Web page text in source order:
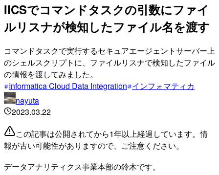
IICSでコマンドタスクの引数にファイ
ルリスナが検知したファイル名を渡す
コマンドタスクで実行するセキュアエージェントサーバー上
のシェルスクリプトに、ファイルリスナで検知したファイル
の情報を渡してみました。
Informatica Cloud Data Integration インフォマティカ
nayuta
2023.03.22
この記事は公開されてから1年以上経過しています。情
報が古い可能性がありますので、ご注意ください。
データアナリティクス事業本部の鈴木です。